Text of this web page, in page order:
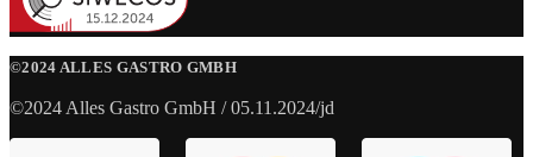
©2024 ALLES GASTRO GMBH
©2024 Alles Gastro GmbH / 05.11.2024/jd